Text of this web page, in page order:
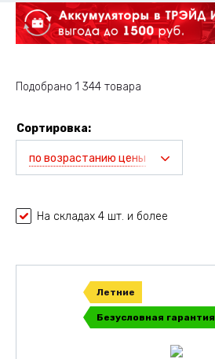
Подобрано 1 344 товара
Сортировка:
по возрастанию цены
На складах 4 шт. и более
Летние
Безусловная гарантия